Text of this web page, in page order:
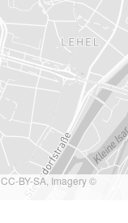
CC-BY-SA , Imagery ©